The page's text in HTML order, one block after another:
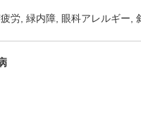
労 緑内障 眼科アレルギー